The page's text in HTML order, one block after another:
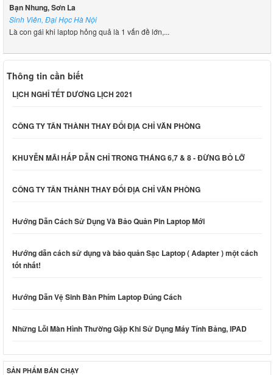
Bạn Nhung, Sơn La
Sinh Viên, Đại Học Hà Nội
Là con gái khi laptop hỏng quả là 1 vấn đề lớn,...
Thông tin cần biết
LỊCH NGHỈ TẾT DƯƠNG LỊCH 2021
CÔNG TY TÂN THÀNH THAY ĐỔI ĐỊA CHỈ VĂN PHÒNG
KHUYỄN MÃI HẤP DẪN CHỈ TRONG THÁNG 6,7 & 8 - ĐỪNG BỎ LỠ
CÔNG TY TÂN THÀNH THAY ĐỔI ĐỊA CHỈ VĂN PHÒNG
Hướng Dẫn Cách Sử Dụng Và Bảo Quản Pin Laptop Mới
Hướng dẫn cách sử dụng và bảo quản Sạc Laptop ( Adapter ) một cách
tốt nhất!
Hướng Dẫn Vệ Sinh Bàn Phím Laptop Đúng Cách
Những Lỗi Màn Hình Thường Gặp Khi Sử Dụng Máy Tính Bảng, IPAD
SẢN PHẨM BÁN CHẠY